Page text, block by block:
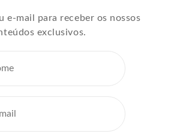
e-mail para receber os nossos
exclusivos.